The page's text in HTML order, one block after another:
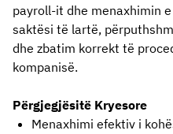
payroll-it dhe menaxhimin
saktësi të lartë,
dhe zbatim korrekt të
kompanisë.
Përgjegjësitë Kryesore
Menaxhimi efektiv i